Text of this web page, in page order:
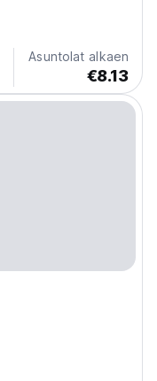
from original
Asuntolat alkaen
€8.13